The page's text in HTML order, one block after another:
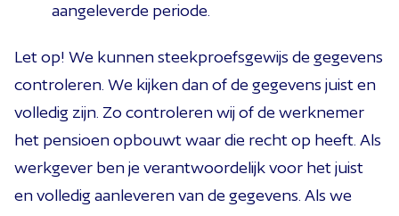
aangeleverde periode.
Let op! We kunnen steekproefsgewijs de gegevens
controleren. We kijken dan of de gegevens juist en
volledig zijn. Zo controleren wij of de werknemer
het pensioen opbouwt waar die recht op heeft. Als
werkgever ben je verantwoordelijk voor het juist
en volledig aanleveren van de gegevens. Als we